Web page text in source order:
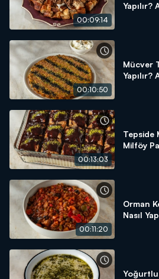
00:09:14
Yapılır?
00:10:50
Mücver
Yapılır?
00:13:03
Tepside
Milföy
00:11:20
Orman
Nasıl
Yoğurtlu